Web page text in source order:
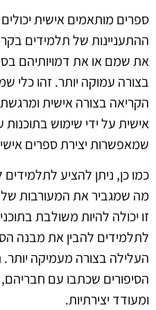
ספרים מותאמים אישית
ההתעניינות של תלמידים
את שמם או את דמויותיהם
בצורה עמוקה יותר. זהו כלי
הקריאה בצורה אישית
אישית על ידי שימוש בתוכנות
שמאפשרות יצירת ספרים
כמו כן, ניתן להציע
מה שמגביר את המעורבות
זו יכולה להיות משולבת
לתלמידים להבין את מבנה
העלילה בצורה מעמיקה
הסיפורים שכתבו עם
ומעודד יצירתיות.